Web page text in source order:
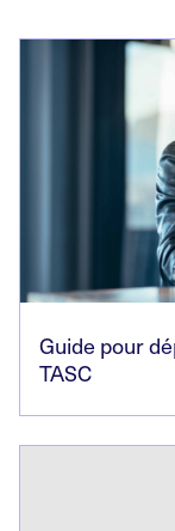
Guide pour
TASC